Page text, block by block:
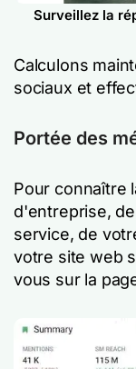
Surveillez la
Calculons
sociaux et
Portée des
Pour connaître
d'entreprise,
service, de
votre site web
vous sur la